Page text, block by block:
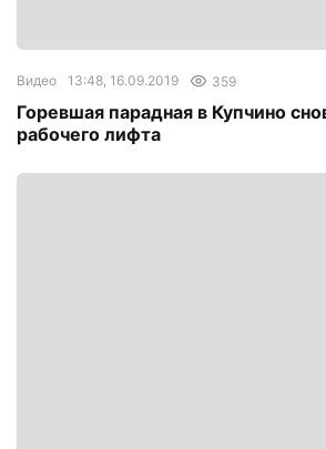
Видео 13:48, 16.09.2019 359
Горевшая парадная в Купчино
рабочего лифта